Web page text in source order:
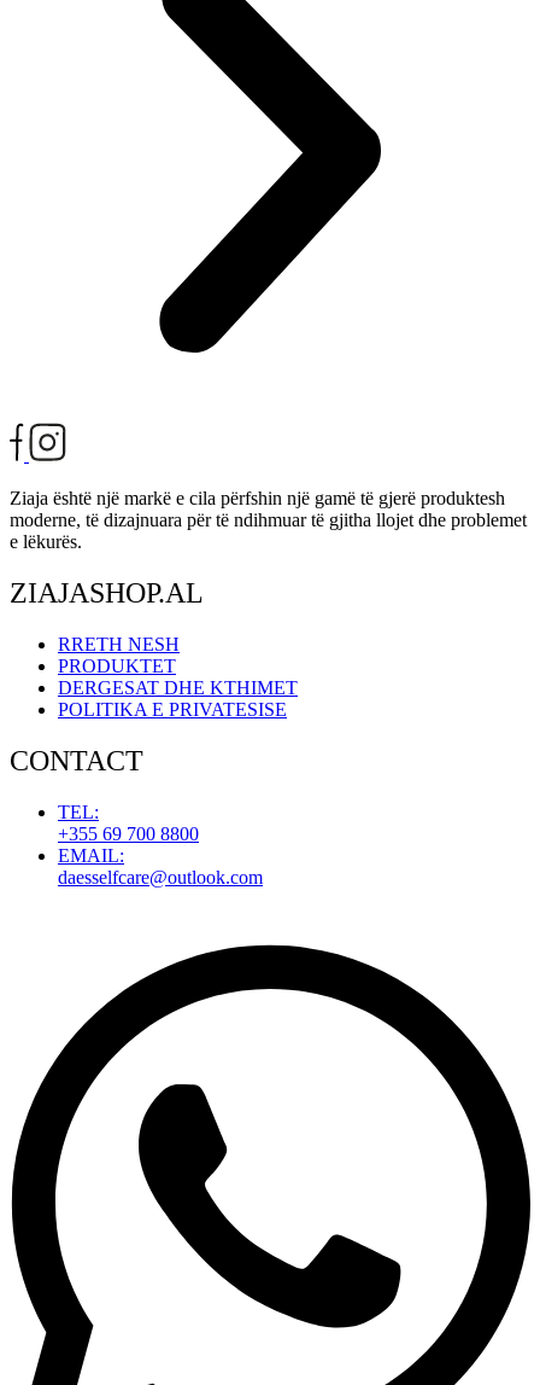
Ziaja është një markë e cila përfshin një gamë të gjerë produktesh
moderne, të dizajnuara për të ndihmuar të gjitha llojet dhe problemet
e lëkurës.
ZIAJASHOP.AL
RRETH NESH
PRODUKTET
DERGESAT DHE KTHIMET
POLITIKA E PRIVATESISE
CONTACT
TEL:
+355 69 700 8800
EMAIL:
daesselfcare@outlook.com